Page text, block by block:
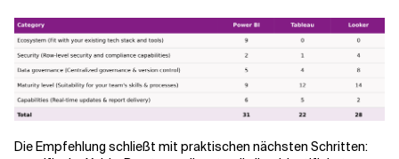
Die Empfehlung schließt mit praktischen nächsten Schritten: